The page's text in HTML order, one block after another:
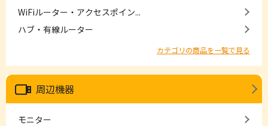
WiFiルーター・アクセスポイン...
ハブ・有線ルーター
カテゴリの商品を一覧で見る
周辺機器
モニター